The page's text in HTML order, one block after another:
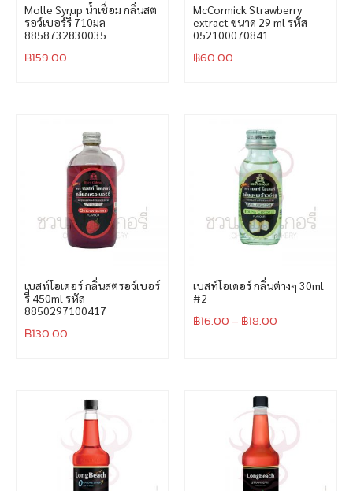
Molle Syrup น้ำเชื่อม กลิ่นสต
รอว์เบอร์รี่ 710มล
8858732830035
฿159.00
McCormick Strawberry
extract ขนาด 29 ml รหัส
052100070841
฿60.00
เบสท์โอเดอร์ กลิ่นสตรอว์เบอร์
รี่ 450ml รหัส
8850297100417
฿130.00
เบสท์โอเดอร์ กลิ่นต่างๆ 30ml
#2
฿16.00– ฿18.00